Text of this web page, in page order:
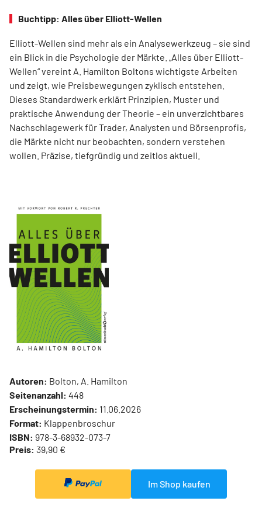
Buchtipp: Alles über Elliott-Wellen
Elliott-Wellen sind mehr als ein Analysewerkzeug – sie sind
ein Blick in die Psychologie der Märkte. „Alles über Elliott-
Wellen“ vereint A. Hamilton Boltons wichtigste Arbeiten
und zeigt, wie Preisbewegungen zyklisch entstehen.
Dieses Standardwerk erklärt Prinzipien, Muster und
praktische Anwendung der Theorie – ein unverzichtbares
Nachschlagewerk für Trader, Analysten und Börsenprofis,
die Märkte nicht nur beobachten, sondern verstehen
wollen. Präzise, tiefgründig und zeitlos aktuell.
Autoren: Bolton, A. Hamilton
Seitenanzahl: 448
Erscheinungstermin: 11.06.2026
Format: Klappenbroschur
ISBN: 978-3-68932-073-7
Preis: 39,90 €
Im Shop kaufen